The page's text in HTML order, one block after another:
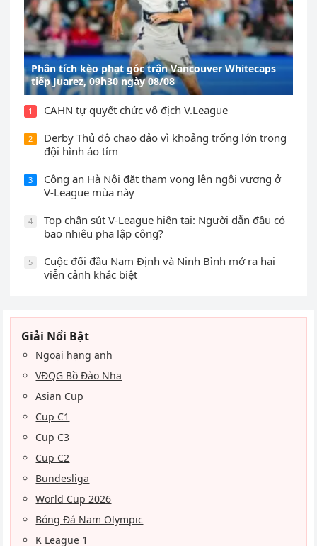
Phân tích kèo phạt góc trận Vancouver Whitecaps
tiếp Juarez, 09h30 ngày 08/08
1 CAHN tự quyết chức vô địch V.League
2
Derby Thủ đô chao đảo vì khoảng trống lớn trong
đội hình áo tím
3
Công an Hà Nội đặt tham vọng lên ngôi vương ở
V-League mùa này
4
Top chân sút V-League hiện tại: Người dẫn đầu có
bao nhiêu pha lập công?
5
Cuộc đối đầu Nam Định và Ninh Bình mở ra hai
viễn cảnh khác biệt
Giải Nổi Bật
Ngoại hạng anh
VĐQG Bồ Đào Nha
Asian Cup
Cup C1
Cup C3
Cup C2
Bundesliga
World Cup 2026
Bóng Đá Nam Olympic
K League 1